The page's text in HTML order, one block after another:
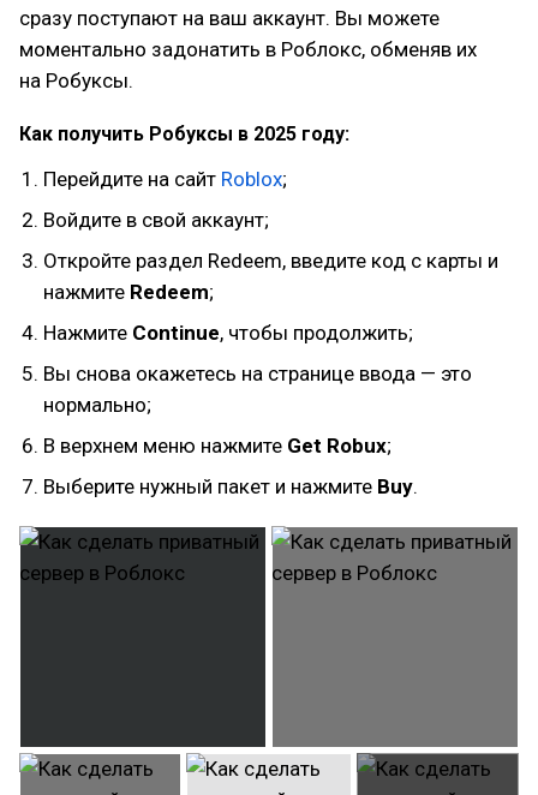
сразу поступают на ваш аккаунт. Вы можете
моментально задонатить в Роблокс, обменяв их
на Робуксы.
Как получить Робуксы в 2025 году:
Перейдите на сайт Roblox;
Войдите в свой аккаунт;
Откройте раздел Redeem, введите код с карты и
нажмите Redeem;
Нажмите Continue, чтобы продолжить;
Вы снова окажетесь на странице ввода — это
нормально;
В верхнем меню нажмите Get Robux;
Выберите нужный пакет и нажмите Buy.